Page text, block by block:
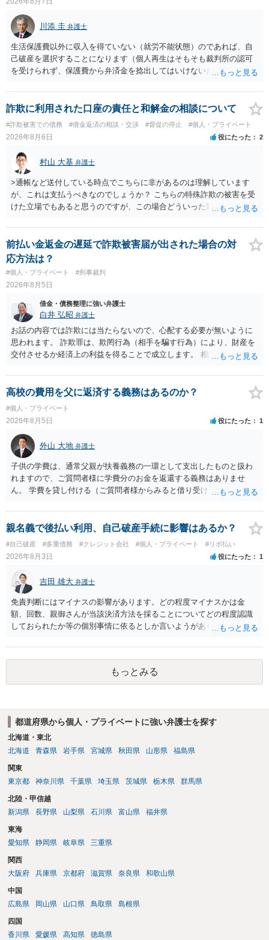
川添 圭 弁護士
生活保護費以外に収入を得ていない（就労不能状態）のであれば、自
己破産を選択することになります（個人再生はそもそも裁判所の認可
を受けられず、保護費から弁済金を捻出してはいけないため任意整理
士費用は法テラスが負担し、裁判所の予納金等も法テラスが援助して
くれるため、弁護士へ自己破産を任せれば解決します。
詐欺に利用された口座の責任と和解金の相談について
#詐欺被害での債務 #借金返済の相談・交渉 #督促の停止 #個人・プライベート
2026年8月6日 役にたった 2
村山 大基 弁護士
>通帳など送付している時点でこちらに非があるのは理解しています
が、これは支払うべきなのでしょうか？ こちらの特殊詐欺の被害を受
けた立場でもあると思うのですが、この場合どういった対処が必要で
がいいとは思います。 そもそも、特殊詐欺関係なく旦那さんの行為
は法に触れる可能性もあります。 ＞100万を支払わず穏便に和解する
ことは可能でしょうか？ →一般的には難しいです。相談者さんも１０
０万円の被害を受けたとして、１円も払わないで和解したいと言われ
たら、 できるだけ重い刑罰を与えて欲しい、と思われるのではない
でしょうか。 ＞弁護士さんに入ってもらうことで支払額が下がること
はありますか？ そこはあり得ます、ただ、弁護士費用かけるならその
分賠償に回すことも考えられるので、 兼ね合いは考えてみましょう。
前払い金返金の遅延で詐欺被害届が出された場合の対
応方法は？
#個人・プライベート #刑事裁判
2026年8月5日
借金・債務整理に強い弁護士
白井 弘昭 弁護士
お話の内容では詐欺には当たらないので、心配する必要が無いように
思われます。 詐欺罪は、欺罔行為（相手を騙す行為）により、財産を
交付させるか経済上の利益を得ることで成立します。 相談者さんは、
ので、詐欺罪の実行行為性が無く罪に問うことはできません。 おそら
く、相手が真実を話せば警察も取り合わないと思いますが、虚偽の内
容を述べた場合は、捜査はあるかもしれません。 ただし、捜査におい
て、真実を説明すれば、「ちゃんと返しなさいよ」程度の注意で済む
ことだと思われます。 また、返せるお金が無いのであれば、返せない
のは致し方ありません。真摯に分割して支払うことを相手に告げてい
くのみでしょう。 以上、ご参考まで。
高校の費用を父に返済する義務はあるのか？
#個人・プライベート
2026年8月5日 役にたった 1
外山 大地 弁護士
子供の学費は、通常父親が扶養義務の一環として支出したものと扱わ
れますので、ご質問者様に学費分のお金を返還する義務はありませ
ん。 学費を貸し付ける（ご質問者様からみると借り受ける）といった
ょう。
親名義で後払い利用、自己破産手続に影響はあるか？
#自己破産 #多重債務 #クレジット会社 #個人・プライベート #リボ払い
2026年8月3日 役にたった 1
吉田 雄大 弁護士
免責判断にはマイナスの影響があります。どの程度マイナスかは金
額、回数、親御さんが当該決済方法を採ることについてどの程度認識
しておられたか等の個別事情に依るとしか言いようがありません。 と
なって相談し、善後策を考えることをお勧めします。
もっとみる
都道府県から個人・プライベートに強い弁護士を探す
北海道・東北
北海道
青森県 岩手県 宮城県 秋田県 山形県 福島県
関東
東京都
神奈川県 千葉県 埼玉県 茨城県 栃木県 群馬県
北陸・甲信越
新潟県
長野県 山梨県 石川県 富山県 福井県
東海
愛知県
静岡県 岐阜県 三重県
関西
大阪府
兵庫県 京都府 滋賀県 奈良県 和歌山県
中国
広島県
岡山県 山口県 鳥取県 島根県
四国
香川県
愛媛県 高知県 徳島県